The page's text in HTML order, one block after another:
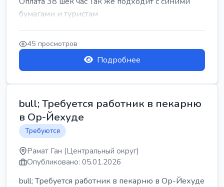
бумагами и туристам
45 просмотров
Подробнее
bull; Требуется работник в пекарню
в Ор-Йехуде
Требуются
Рамат Ган (Центральный округ)
Опубликовано: 05.01.2026
bull; Требуется работник в пекарню в Ор-Йехуде